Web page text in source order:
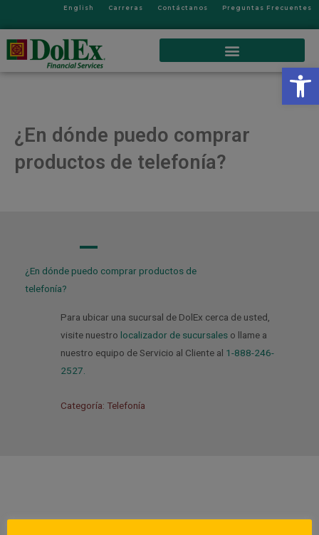
English Carreras Contáctanos Preguntas Frecuentes
¿En dónde puedo comprar
productos de telefonía?
A
¿En dónde puedo comprar productos de
telefonía?
Para ubicar una sucursal de DolEx cerca de usted,
visite nuestro localizador de sucursales o llame a
nuestro equipo de Servicio al Cliente al 1-888-246-
2527.
Categoría: Telefonía